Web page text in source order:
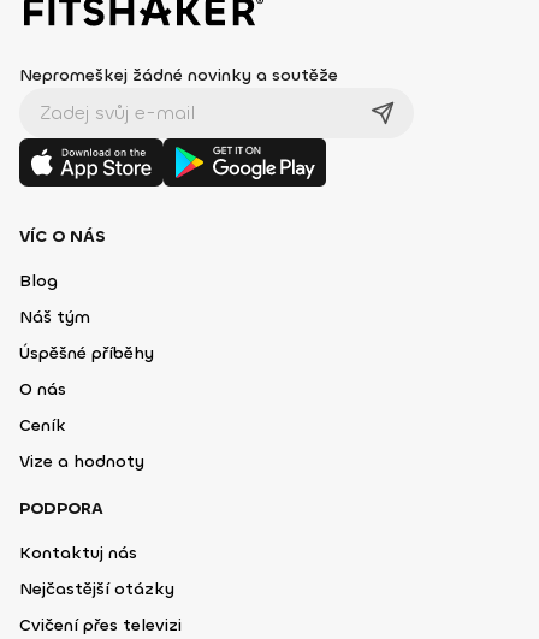
Nepromeškej žádné novinky a soutěže
VÍC O NÁS
Blog
Náš tým
Úspěšné příběhy
O nás
Ceník
Vize a hodnoty
PODPORA
Kontaktuj nás
Nejčastější otázky
Cvičení přes televizi